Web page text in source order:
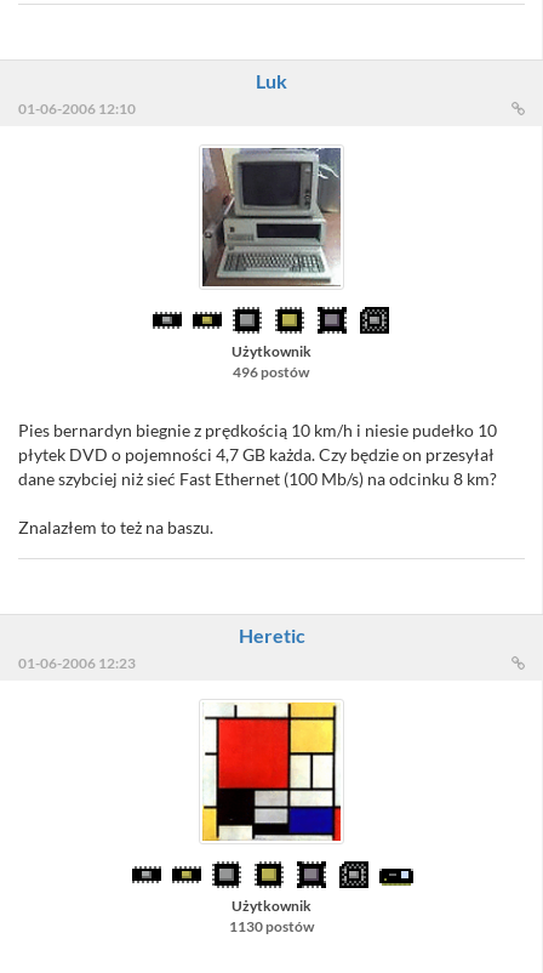
Luk
01-06-2006 12:10
Użytkownik
496 postów
Pies bernardyn biegnie z prędkością 10 km/h i niesie pudełko 10
płytek DVD o pojemności 4,7 GB każda. Czy będzie on przesyłał
dane szybciej niż sieć Fast Ethernet (100 Mb/s) na odcinku 8 km?
Znalazłem to też na baszu.
Heretic
01-06-2006 12:23
Użytkownik
1130 postów